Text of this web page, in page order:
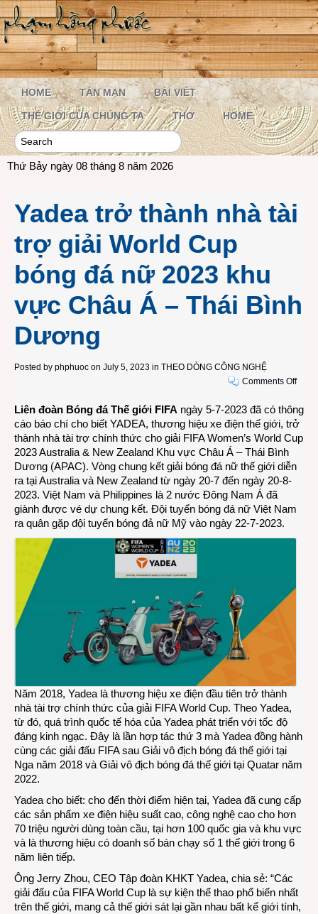
HOME TẢN MẠN BÀI VIẾT
THẾ GIỚI CỦA CHÚNG TA THƠ HOME
Thứ Bảy ngày 08 tháng 8 năm 2026
Yadea trở thành nhà tài
trợ giải World Cup
bóng đá nữ 2023 khu
vực Châu Á – Thái Bình
Dương
Posted by phphuoc on July 5, 2023 in THEO DÒNG CÔNG NGHỆ
Comments Offon
trở
thành
nhà
trợ
Liên đoàn Bóng đá Thế giới FIFA ngày 5-7-2023 đã có thông
cáo báo chí cho biết YADEA, thương hiệu xe điện thế giới, trở
thành nhà tài trợ chính thức cho giải FIFA Women’s World Cup
2023 Australia & New Zealand Khu vực Châu Á – Thái Bình
Dương (APAC). Vòng chung kết giải bóng đá nữ thế giới diễn
ra tại Australia và New Zealand từ ngày 20-7 đến ngày 20-8-
2023. Việt Nam và Philippines là 2 nước Đông Nam Á đã
giành được vé dự chung kết. Đội tuyển bóng đá nữ Việt Nam
ra quân gặp đội tuyển bóng đả nữ Mỹ vào ngày 22-7-2023.
Năm 2018, Yadea là thương hiệu xe điện đầu tiên trở thành
nhà tài trợ chính thức của giải FIFA World Cup. Theo Yadea,
từ đó, quá trình quốc tế hóa của Yadea phát triển với tốc độ
đáng kinh ngạc. Đây là lần hợp tác thứ 3 mà Yadea đồng hành
cùng các giải đấu FIFA sau Giải vô địch bóng đá thế giới tại
Nga năm 2018 và Giải vô địch bóng đá thế giới tại Quatar năm
2022.
Yadea cho biết: cho đến thời điểm hiện tại, Yadea đã cung cấp
các sản phẩm xe điện hiệu suất cao, công nghệ cao cho hơn
70 triệu người dùng toàn cầu, tại hơn 100 quốc gia và khu vực
và là thương hiệu có doanh số bán chạy số 1 thế giới trong 6
năm liên tiếp.
Ông Jerry Zhou, CEO Tập đoàn KHKT Yadea, chia sẻ: “Các
giải đấu của FIFA World Cup là sự kiện thể thao phổ biến nhất
trên thế giới, mang cả thế giới sát lại gần nhau bất kể giới tính,